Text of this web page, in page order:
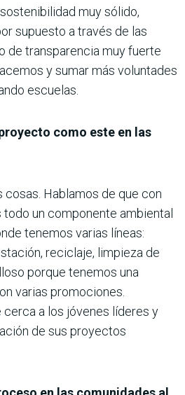
muy sólido,
supuesto a través de las
de transparencia muy fuerte
y sumar más voluntades
escuelas.
como este en las
cosas. Hablamos de que con
un componente ambiental
tenemos varias líneas:
reciclaje, limpieza de
porque tenemos una
varias promociones.
a los jóvenes líderes y
de sus proyectos